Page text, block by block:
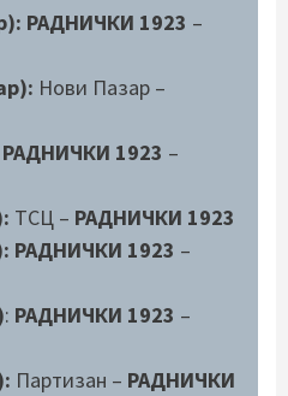
РАДНИЧКИ 1923 –
Нови Пазар –
РАДНИЧКИ 1923 –
ТСЦ – РАДНИЧКИ 1923
РАДНИЧКИ 1923 –
: РАДНИЧКИ 1923 –
Партизан – РАДНИЧКИ